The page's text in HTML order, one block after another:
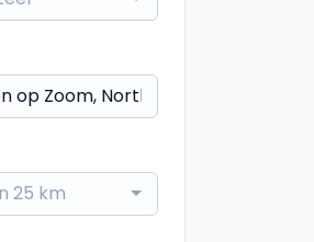
binnen 25 km